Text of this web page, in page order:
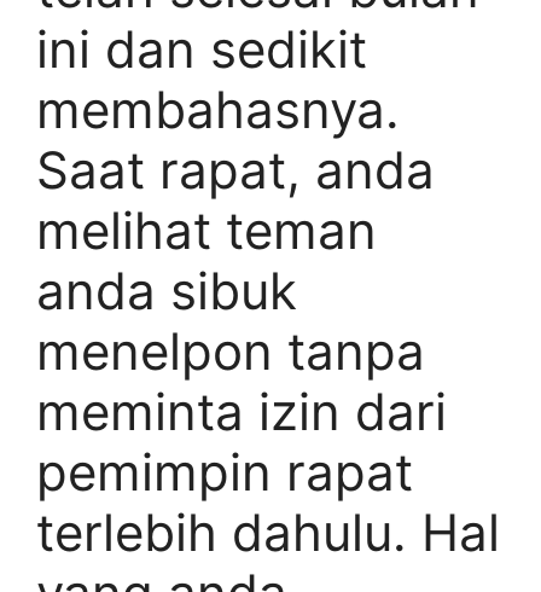
ini dan sedikit
membahasnya.
Saat rapat, anda
melihat teman
anda sibuk
menelpon tanpa
meminta izin dari
pemimpin rapat
terlebih dahulu. Hal